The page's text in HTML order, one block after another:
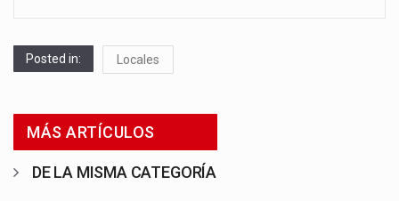
Posted in: Locales
MÁS ARTÍCULOS
DE LA MISMA CATEGORÍA